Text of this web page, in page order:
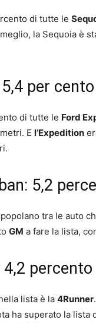
di tutte le
la Sequoia è
per cento
di tutte le Ford
E l’Expedition
5,2
tra le auto
GM a fare la lista,
4,2 percento
lista è la 4Runner
ha superato la lista